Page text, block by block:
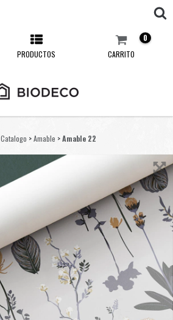
PRODUCTOS CARRITO
0
Catalogo > Amable > Amable 22